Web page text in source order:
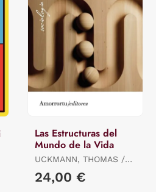
Las Estructuras del
Mundo de la Vida
UCKMANN, THOMAS /
SCHUTZ ALFRED E
24,00 €